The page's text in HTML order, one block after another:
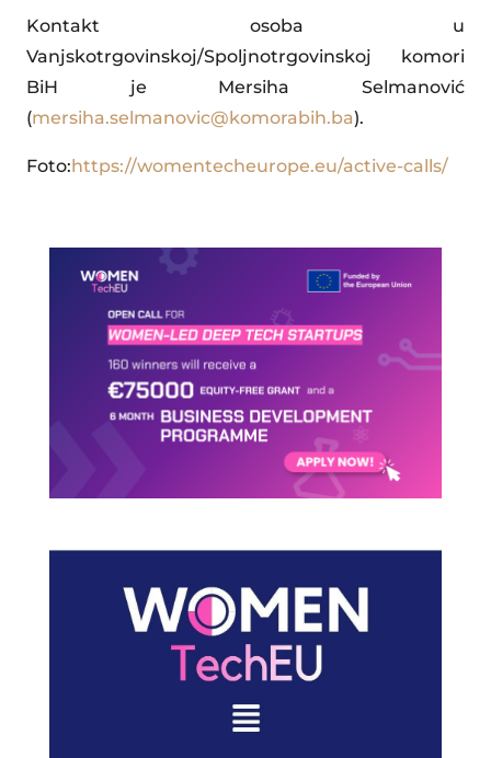
Kontakt osoba u
Vanjskotrgovinskoj/Spoljnotrgovinskoj komori
BiH je Mersiha Selmanović
(mersiha.selmanovic@komorabih.ba).
Foto:https://womentecheurope.eu/active-calls/